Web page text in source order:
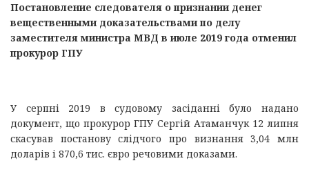
Постановление следователя о признании денег
вещественными доказательствами по делу
заместителя министра МВД в июле 2019 года отменил
прокурор ГПУ
У серпні 2019 в судовому засіданні було надано
документ, що прокурор ГПУ Сергій Атаманчук 12 липня
скасував постанову слідчого про визнання 3,04 млн
доларів і 870,6 тис. євро речовими доказами.